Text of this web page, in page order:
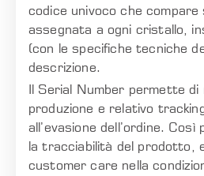
codice univoco che compare
assegnata a ogni cristallo,
(con le specifiche tecniche
descrizione.
Il Serial Number permette
produzione e relativo
all’evasione dell’ordine.
la tracciabilità del prodotto,
customer care nella